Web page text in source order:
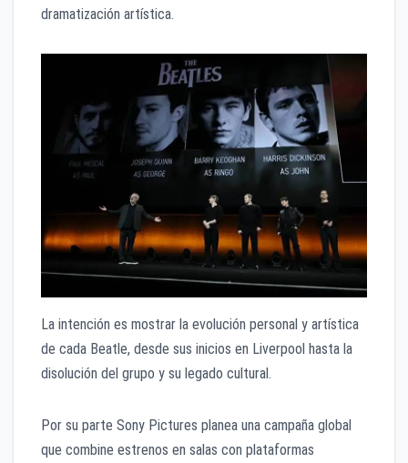
dramatización artística.
La intención es mostrar la evolución personal y artística
de cada Beatle, desde sus inicios en Liverpool hasta la
disolución del grupo y su legado cultural.
Por su parte Sony Pictures planea una campaña global
que combine estrenos en salas con plataformas